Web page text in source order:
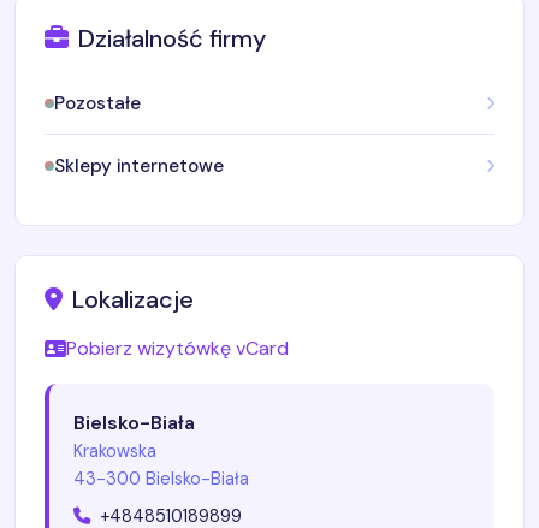
Działalność firmy
Pozostałe
Sklepy internetowe
Lokalizacje
Pobierz wizytówkę vCard
Bielsko-Biała
Krakowska
43-300 Bielsko-Biała
+4848510189899